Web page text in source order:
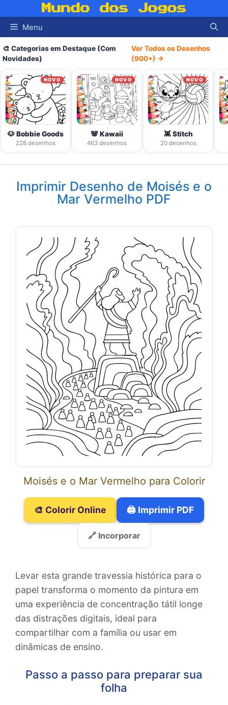
para
conteúdo
Mundo dos Jogos
Menu
🎨 Categorias em Destaque (Com
Novidades)
Ver Todos os Desenhos
(900+) →
NOVO
🐶 Bobbie Goods
228 desenhos
NOVO
🐼 Kawaii
463 desenhos
NOVO
👾 Stitch
20 desenhos
Imprimir Desenho de Moisés e o
Mar Vermelho PDF
Moisés e o Mar Vermelho para Colorir
🎨 Colorir Online 🖨️ Imprimir PDF
🔗 Incorporar
Levar esta grande travessia histórica para o
papel transforma o momento da pintura em
uma experiência de concentração tátil longe
das distrações digitais, ideal para
compartilhar com a família ou usar em
dinâmicas de ensino.
Passo a passo para preparar sua
folha